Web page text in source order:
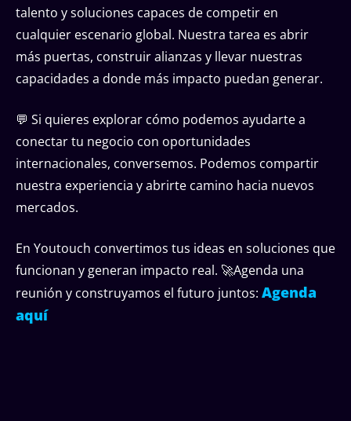
talento y soluciones capaces de competir en
cualquier escenario global. Nuestra tarea es abrir
más puertas, construir alianzas y llevar nuestras
capacidades a donde más impacto puedan generar.
💬 Si quieres explorar cómo podemos ayudarte a
conectar tu negocio con oportunidades
internacionales, conversemos. Podemos compartir
nuestra experiencia y abrirte camino hacia nuevos
mercados.
En Youtouch convertimos tus ideas en soluciones que
funcionan y generan impacto real. 🚀Agenda una
reunión y construyamos el futuro juntos: Agenda
aquí